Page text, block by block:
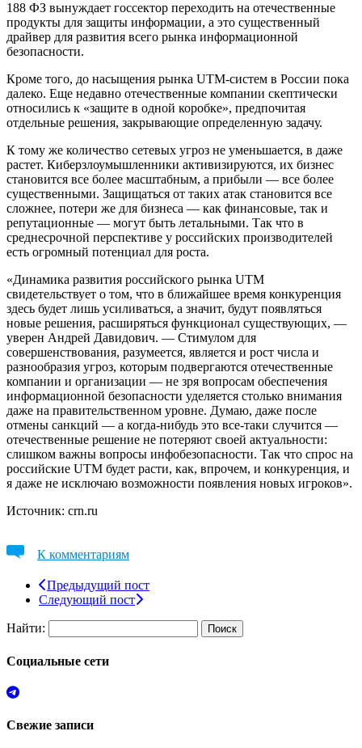
188 ФЗ вынуждает госсектор переходить на отечественные
продукты для защиты информации, а это существенный
драйвер для развития всего рынка информационной
безопасности.
Кроме того, до насыщения рынка UTM-систем в России пока
далеко. Еще недавно отечественные компании скептически
относились к «защите в одной коробке», предпочитая
отдельные решения, закрывающие определенную задачу.
К тому же количество сетевых угроз не уменьшается, в даже
растет. Киберзлоумышленники активизируются, их бизнес
становится все более масштабным, а прибыли — все более
существенными. Защищаться от таких атак становится все
сложнее, потери же для бизнеса — как финансовые, так и
репутационные — могут быть летальными. Так что в
среднесрочной перспективе у российских производителей
есть огромный потенциал для роста.
«Динамика развития российского рынка UTM
свидетельствует о том, что в ближайшее время конкуренция
здесь будет лишь усиливаться, а значит, будут появляться
новые решения, расширяться функционал существующих, —
уверен Андрей Давидович. — Стимулом для
совершенствования, разумеется, является и рост числа и
разнообразия угроз, которым подвергаются отечественные
компании и организации — не зря вопросам обеспечения
информационной безопасности уделяется столько внимания
даже на правительственном уровне. Думаю, даже после
отмены санкций — а когда-нибудь это все-таки случится —
отечественные решение не потеряют своей актуальности:
слишком важны вопросы инфобезопасности. Так что спрос на
российские UTM будет расти, как, впрочем, и конкуренция, и
я даже не исключаю возможности появления новых игроков».
Источник: crn.ru
К комментариям
Предыдущий пост
Следующий пост
Найти:
Социальные сети
Свежие записи